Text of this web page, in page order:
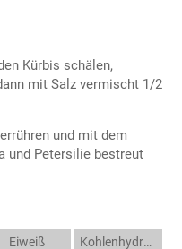
Kürbis schälen,
mit Salz vermischt 1/2
und mit dem
und Petersilie bestreut
Eiweiß
Kohlenhydrate